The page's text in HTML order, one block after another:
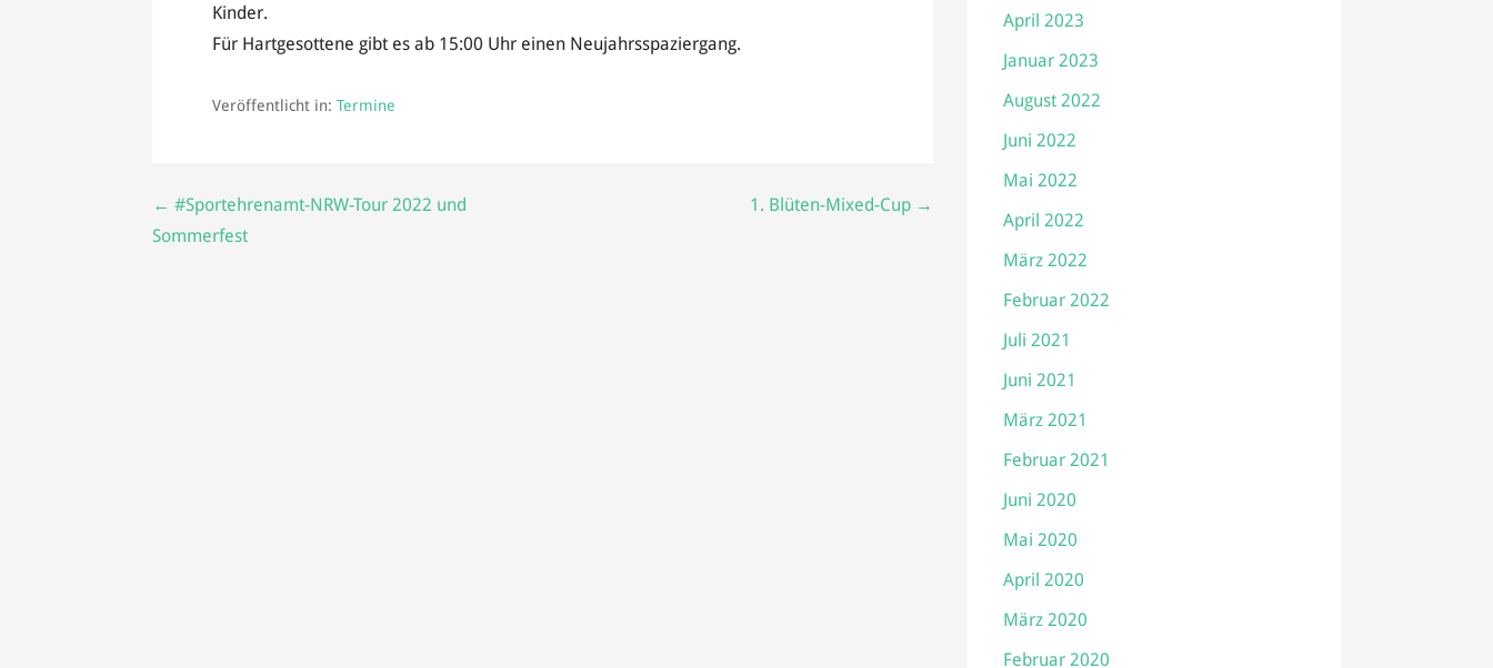
Kinder.
Für Hartgesottene gibt es ab 15:00 Uhr einen Neujahrsspaziergang.
Veröffentlicht in:Termine
Beitragsnavigation
← #Sportehrenamt-NRW-Tour 2022 und
Sommerfest
1. Blüten-Mixed-Cup →
April 2023
Januar 2023
August 2022
Juni 2022
Mai 2022
April 2022
März 2022
Februar 2022
Juli 2021
Juni 2021
März 2021
Februar 2021
Juni 2020
Mai 2020
April 2020
März 2020
Februar 2020